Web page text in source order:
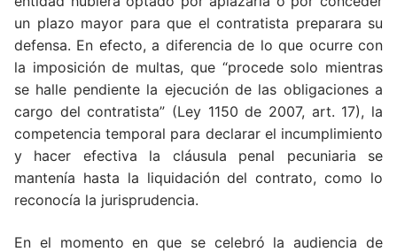
un plazo mayor para que el contratista preparara su
defensa. En efecto, a diferencia de lo que ocurre con
la imposición de multas, que “procede solo mientras
se halle pendiente la ejecución de las obligaciones a
cargo del contratista” (Ley 1150 de 2007, art. 17), la
competencia temporal para declarar el incumplimiento
y hacer efectiva la cláusula penal pecuniaria se
mantenía hasta la liquidación del contrato, como lo
reconocía la jurisprudencia.
En el momento en que se celebró la audiencia de